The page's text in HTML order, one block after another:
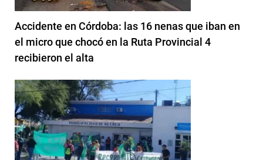
Accidente en Córdoba: las 16 nenas que iban en
el micro que chocó en la Ruta Provincial 4
recibieron el alta